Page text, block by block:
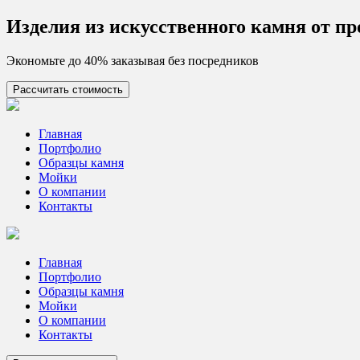
Skip
to
Изделия из искусcтвенного камня от
Экономьте до 40% заказывая без посредников
Рассчитать стоимость
Цех камня
Столешницы из искусственного камня
Главная
Портфолио
Образцы камня
Мойки
О компании
Контакты
Главная
Портфолио
Образцы камня
Мойки
О компании
Контакты